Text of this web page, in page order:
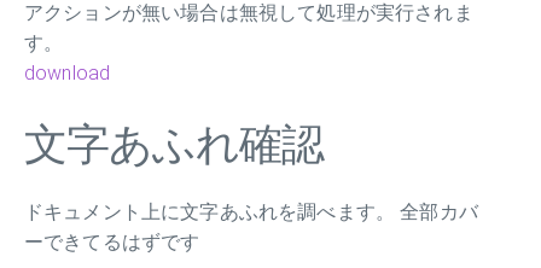
アクションが無い場合は無視して処理が実行されま
す。
download
文字あふれ確認
ドキュメント上に文字あふれを調べます。 全部カバ
ーできてるはずです